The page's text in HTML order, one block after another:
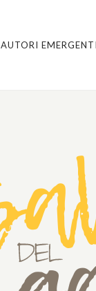
AUTORI EMERGENTI